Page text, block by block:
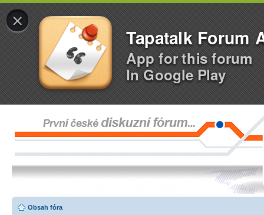
×
Tapatalk Forum
App for this forum
In Google Play
Obsah fóra